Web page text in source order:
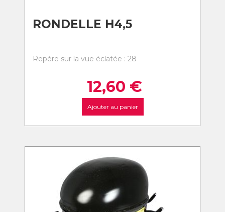
RONDELLE H4,5
Repère sur la vue éclatée : 28
12,60 €
Ajouter au panier